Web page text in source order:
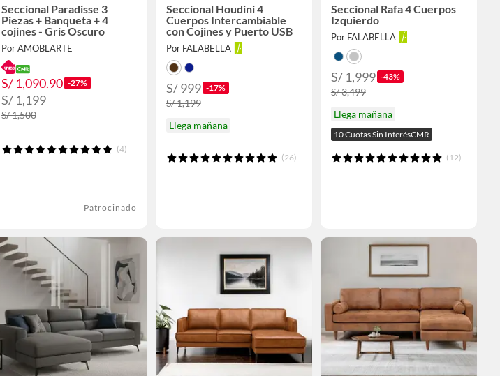
Seccional Paradisse 3
Piezas + Banqueta + 4
cojines - Gris Oscuro
Por AMOBLARTE
S/ 1,090.90 -27%
S/ 1,199
S/ 1,500
(4)
Patrocinado
Seccional Houdini 4
Cuerpos Intercambiable
con Cojines y Puerto USB
Por FALABELLA
S/ 999 -17%
S/ 1,199
Llega mañana
(26)
Seccional Rafa 4 Cuerpos
Izquierdo
Por FALABELLA
S/ 1,999 -43%
S/ 3,499
Llega mañana
10 Cuotas Sin InterésCMR
(12)